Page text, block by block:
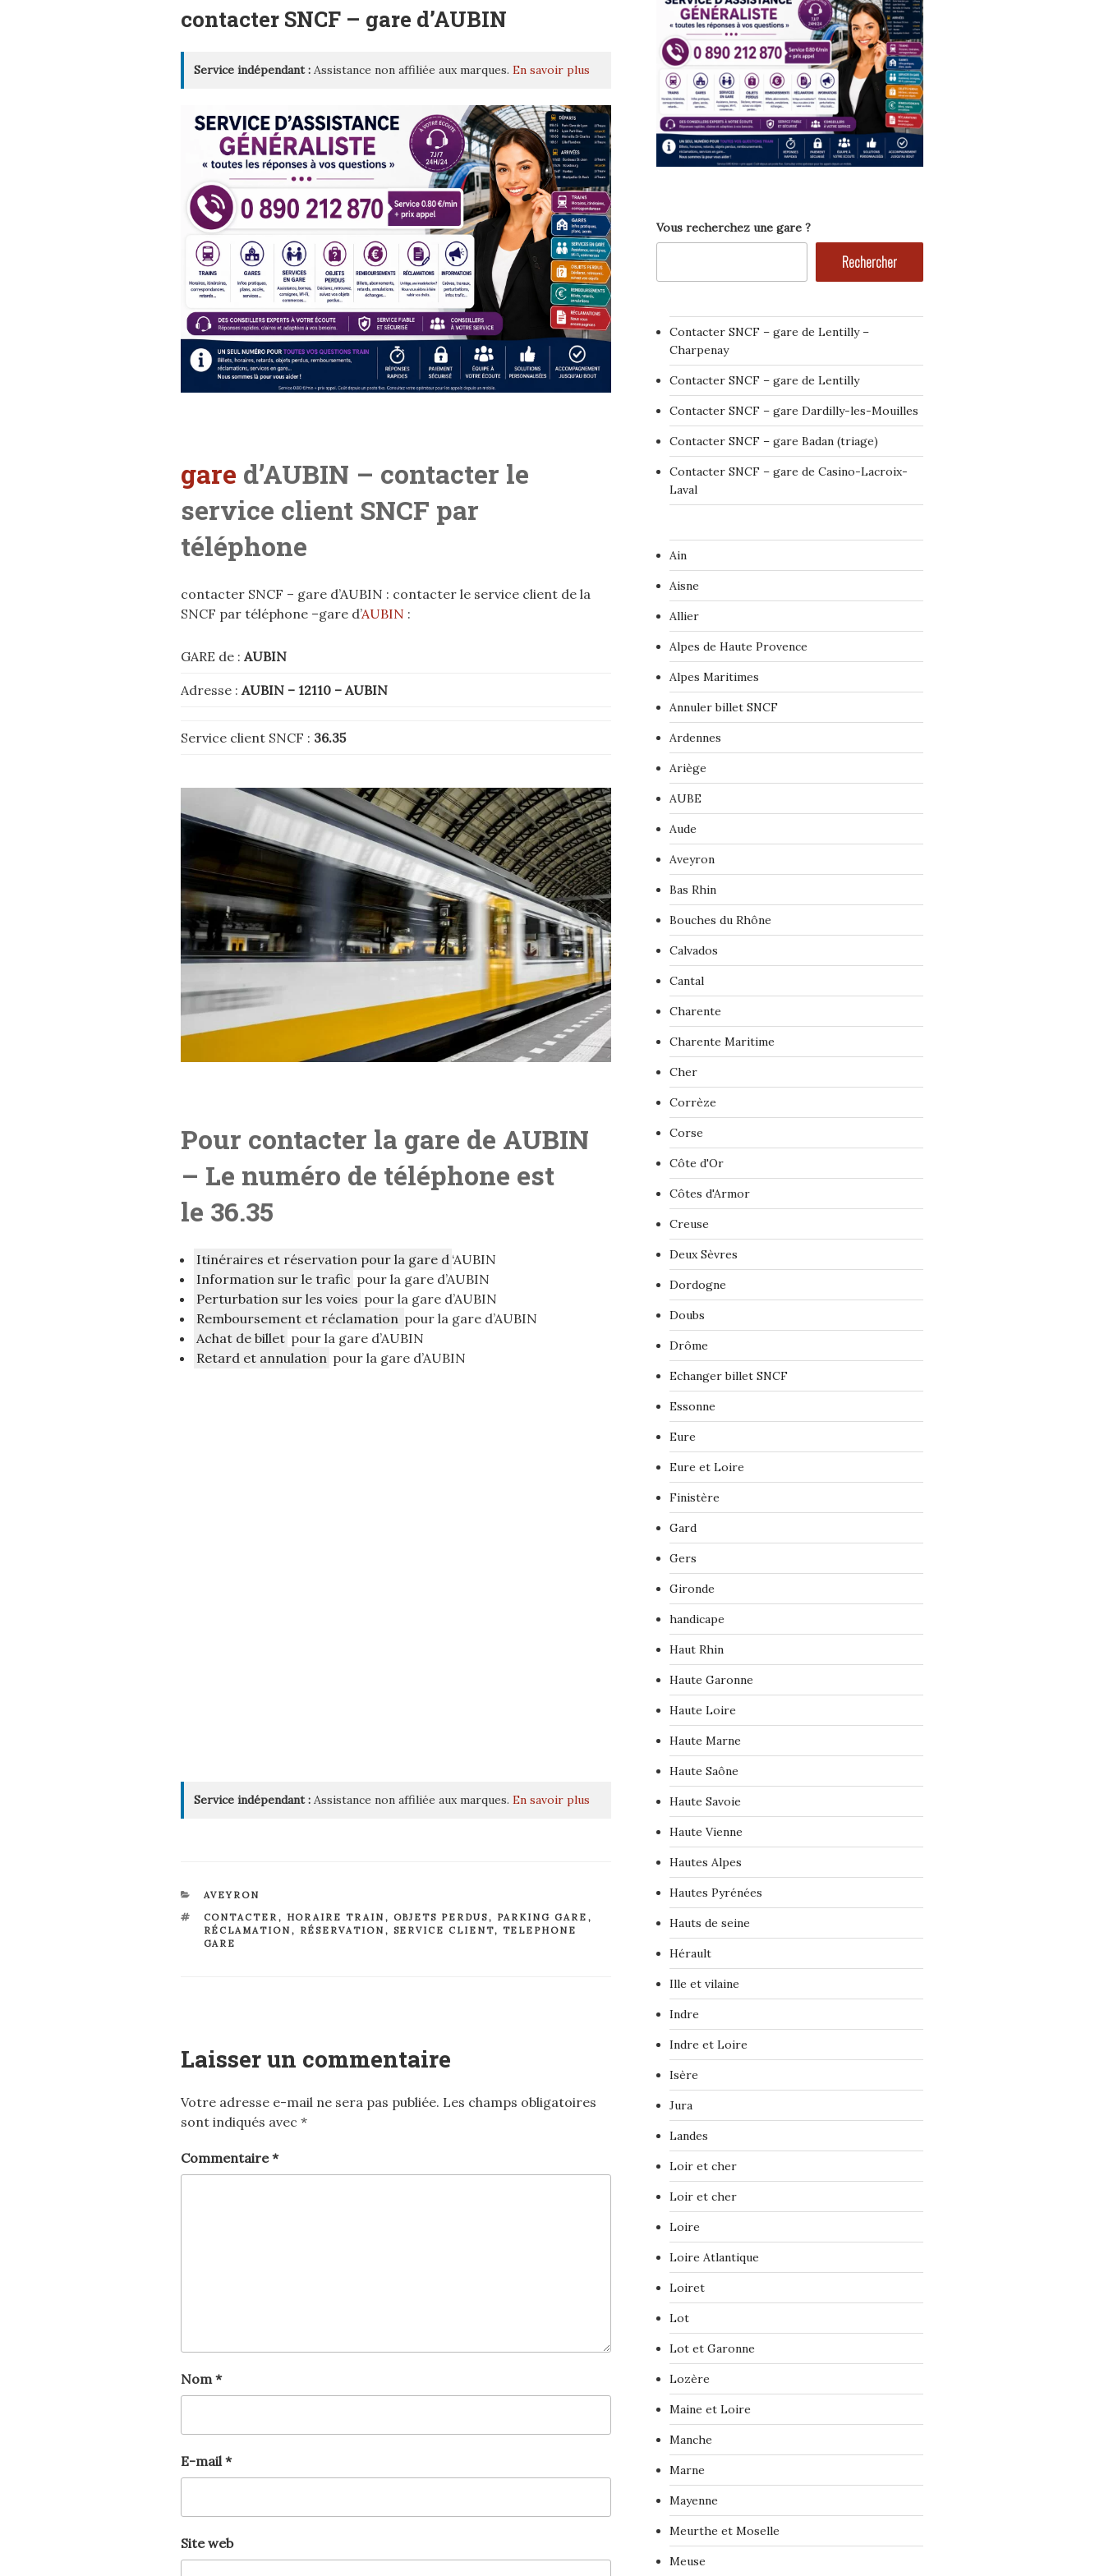
contacter SNCF – gare d’AUBIN
Service indépendant : Assistance non affiliée aux marques. En savoir plus
gare d’AUBIN – contacter le
service client SNCF par
téléphone
contacter SNCF – gare d’AUBIN : contacter le service client de la
SNCF par téléphone –gare d’AUBIN :
GARE de : AUBIN
Adresse : AUBIN – 12110 – AUBIN
Service client SNCF : 36.35
Pour contacter la gare de AUBIN
– Le numéro de téléphone est
le 36.35
Itinéraires et réservation pour la gare d ‘AUBIN
Information sur le trafic pour la gare d’AUBIN
Perturbation sur les voies pour la gare d’AUBIN
Remboursement et réclamation pour la gare d’AUBIN
Achat de billet pour la gare d’AUBIN
Retard et annulation pour la gare d’AUBIN
Service indépendant : Assistance non affiliée aux marques. En savoir plus
CATÉGORIES
AVEYRON
ÉTIQUETTES
CONTACTER, HORAIRE TRAIN , OBJETS PERDUS, PARKING GARE ,
RÉCLAMATION , RÉSERVATION , SERVICE CLIENT, TELEPHONE
GARE
Laisser un commentaire
Votre adresse e-mail ne sera pas publiée. Les champs obligatoires
sont indiqués avec *
Commentaire*
Nom *
E-mail*
Site web
Vous recherchez une gare ?
Rechercher
Contacter SNCF – gare de Lentilly –
Charpenay
Contacter SNCF – gare de Lentilly
Contacter SNCF – gare Dardilly-les-Mouilles
Contacter SNCF – gare Badan (triage)
Contacter SNCF – gare de Casino-Lacroix-
Laval
Ain
Aisne
Allier
Alpes de Haute Provence
Alpes Maritimes
Annuler billet SNCF
Ardennes
Ariège
AUBE
Aude
Aveyron
Bas Rhin
Bouches du Rhône
Calvados
Cantal
Charente
Charente Maritime
Cher
Corrèze
Corse
Côte d'Or
Côtes d'Armor
Creuse
Deux Sèvres
Dordogne
Doubs
Drôme
Echanger billet SNCF
Essonne
Eure
Eure et Loire
Finistère
Gard
Gers
Gironde
handicape
Haut Rhin
Haute Garonne
Haute Loire
Haute Marne
Haute Saône
Haute Savoie
Haute Vienne
Hautes Alpes
Hautes Pyrénées
Hauts de seine
Hérault
Ille et vilaine
Indre
Indre et Loire
Isère
Jura
Landes
Loir et cher
Loir et cher
Loire
Loire Atlantique
Loiret
Lot
Lot et Garonne
Lozère
Maine et Loire
Manche
Marne
Mayenne
Meurthe et Moselle
Meuse